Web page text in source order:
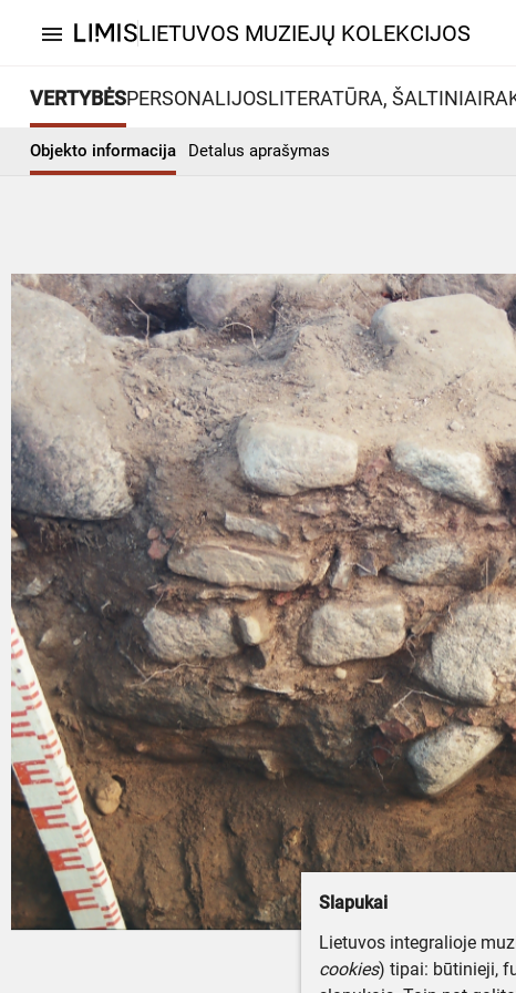
menu LIETUVOS MUZIEJŲ KOLEKCIJOS
VERTYBĖSPERSONALIJOSLITERATŪRA, ŠALTINIAI
Objekto informacija Detalus aprašymas
Slapukai
Lietuvos integralioje
cookies) tipai: būtinieji,